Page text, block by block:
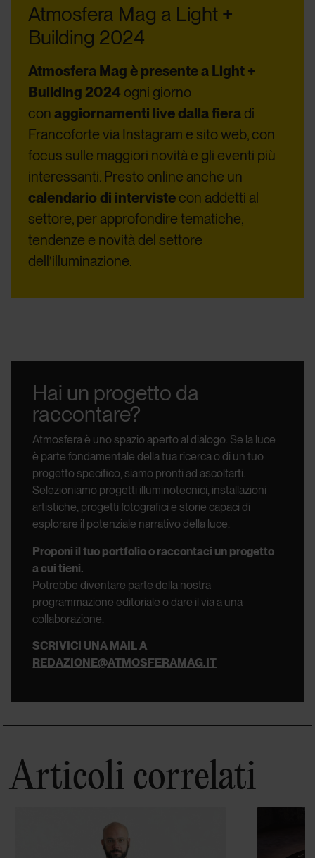
Atmosfera Mag a Light +
Building 2024
Atmosfera Mag è presente a Light +
Building 2024 ogni giorno
conaggiornamenti live dalla fiera di
Francoforte via Instagram e sito web, con
focus sulle maggiori novità e gli eventi più
interessanti. Presto online anche un
calendario di interviste con addetti al
settore, per approfondire tematiche,
tendenze e novità del settore
dell’illuminazione.
Hai un progetto da
raccontare?
Atmosfera è uno spazio aperto al dialogo.Se la luce
è parte fondamentale della tua ricerca o di un tuo
progetto specifico, siamo pronti ad ascoltarti.
Selezioniamo progetti illuminotecnici, installazioni
artistiche, progetti fotografici e storie capaci di
esplorare il potenziale narrativo della luce.
Proponi il tuo portfolio o raccontaci un progetto
a cui tieni.
Potrebbe diventare parte della nostra
programmazione editoriale o dare il via a una
collaborazione.
SCRIVICI UNA MAIL A
REDAZIONE@ATMOSFERAMAG.IT
Articoli correlati